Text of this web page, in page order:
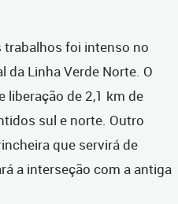
trabalhos foi intenso no
Linha Verde Norte. O
liberação de 2,1 km de
sul e norte. Outro
que servirá de
a interseção com a antiga